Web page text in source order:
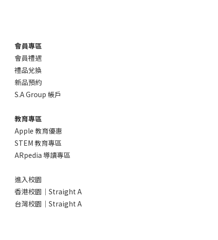
會員專區
會員禮遇
禮品兌換
新品預約
S.A Group 帳戶
教育專區
Apple 教育優惠
STEM 教育專區
ARpedia 導讀專區
進入校園
香港校園｜Straight A
台灣校園｜Straight A